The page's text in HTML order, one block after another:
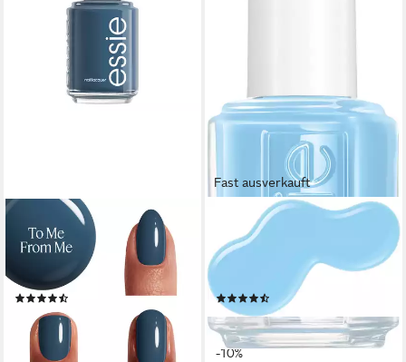
Nagellack, für farbintensive
und ultra-starke Nägel,
natürliche Inhaltsstoffe
8,99 € UVP
(665,93 €/ 1 l)
-10%
Fast ausverkauft
Nagellack JELLY GLOSS, von
durchsichtig bis zu einem
milchigen Schimmer
(7)
8,99 € UVP9,99 €
(665,93 €/ 1 l)
-10%